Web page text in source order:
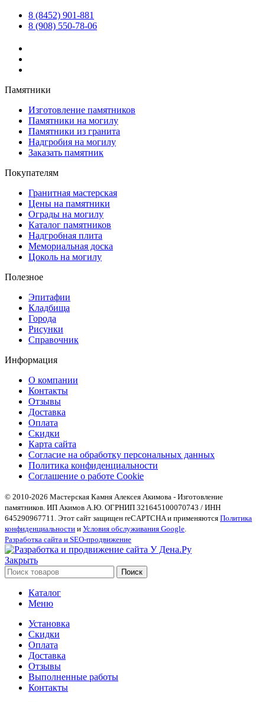
8 (8452) 901-881
8 (908) 550-78-06
Памятники
Изготовление памятников
Памятники на могилу
Памятники из гранита
Надгробия на могилу
Заказать памятник
Покупателям
Гранитная мастерская
Цены на памятники
Ограды на могилу
Каталог памятников
Надгробная плита
Мемориальная доска
Цоколь на могилу
Полезное
Эпитафии
Кладбища
Города
Рисунки
Справочник
Информация
О компании
Контакты
Отзывы
Доставка
Оплата
Скидки
Карта сайта
Согласие на обработку персональных данных
Политика конфиденциальности
Соглашение о работе Cookie
© 2010-2026 Мастерская Камня Алексея Акимова - Изготовление
памятников. ИП Акимов А.Ю. ОГРНИП 321645100070743 / ИНН
645290967711. Этот сайт защищен reCAPTCHA и применяются Политика
конфиденциальности и Условия обслуживания Google.
Разработка сайта и SEO-продвижение
Закрыть
Поиск
Каталог
Меню
Установка
Скидки
Оплата
Доставка
Отзывы
Выполненные работы
Контакты